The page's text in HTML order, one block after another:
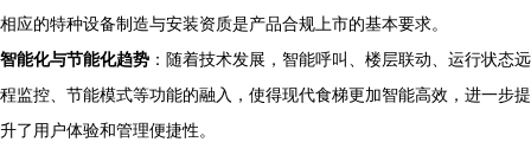
相应的特种设备制造与安装资质是产品合规上市的基本要求。
智能化与节能化趋势 ：随着技术发展，智能呼叫、楼层联动、运行状态远
程监控、节能模式等功能的融入，使得现代食梯更加智能高效，进一步提
升了用户体验和管理便捷性。